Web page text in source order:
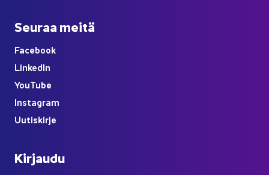
Seu­raa meitä
Face­book
Lin­ke­dIn
YouTube
Ins­ta­gram
Uu­tis­kir­je
Kir­jau­du